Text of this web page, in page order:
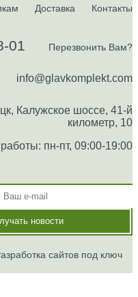
Доставка Контакты
01 Перезвонить Вам?
info@glavkomplekt.com
Калужское шоссе, 41-й
километр, 10
пн-пт, 09:00-19:00
сайтов под ключ